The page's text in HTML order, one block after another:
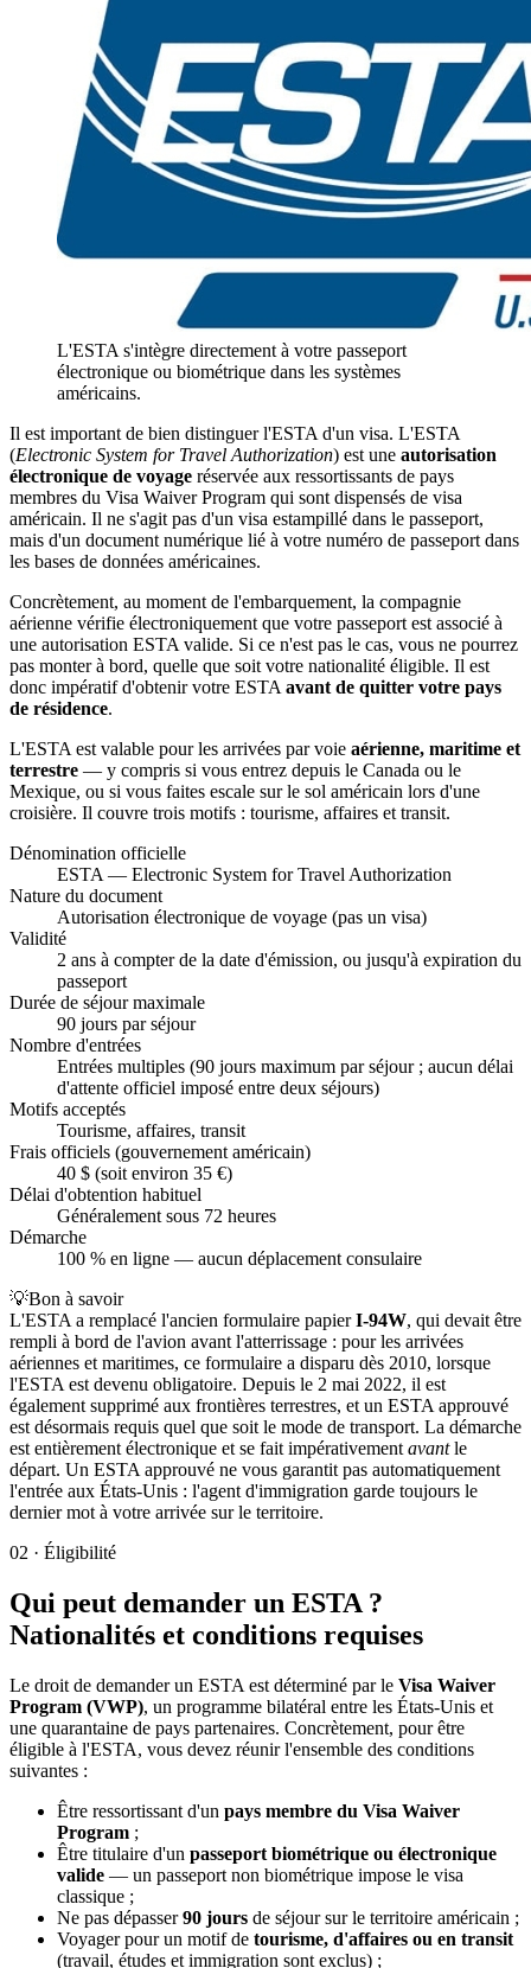
L'ESTA s'intègre directement à votre passeport
électronique ou biométrique dans les systèmes
américains.
Il est important de bien distinguer l'ESTA d'un visa. L'ESTA
(Electronic System for Travel Authorization) est une autorisation
électronique de voyage réservée aux ressortissants de pays
membres du Visa Waiver Program qui sont dispensés de visa
américain. Il ne s'agit pas d'un visa estampillé dans le passeport,
mais d'un document numérique lié à votre numéro de passeport dans
les bases de données américaines.
Concrètement, au moment de l'embarquement, la compagnie
aérienne vérifie électroniquement que votre passeport est associé à
une autorisation ESTA valide. Si ce n'est pas le cas, vous ne pourrez
pas monter à bord, quelle que soit votre nationalité éligible. Il est
donc impératif d'obtenir votre ESTA avant de quitter votre pays
de résidence.
L'ESTA est valable pour les arrivées par voie aérienne, maritime et
terrestre — y compris si vous entrez depuis le Canada ou le
Mexique, ou si vous faites escale sur le sol américain lors d'une
croisière. Il couvre trois motifs : tourisme, affaires et transit.
Dénomination officielle
ESTA — Electronic System for Travel Authorization
Nature du document
Autorisation électronique de voyage (pas un visa)
Validité
2 ans à compter de la date d'émission, ou jusqu'à expiration du
passeport
Durée de séjour maximale
90 jours par séjour
Nombre d'entrées
Entrées multiples (90 jours maximum par séjour ; aucun délai
d'attente officiel imposé entre deux séjours)
Motifs acceptés
Tourisme, affaires, transit
Frais officiels (gouvernement américain)
40 $ (soit environ 35 €)
Délai d'obtention habituel
Généralement sous 72 heures
Démarche
100 % en ligne — aucun déplacement consulaire
💡Bon à savoir
L'ESTA a remplacé l'ancien formulaire papierI-94W, qui devait être
rempli à bord de l'avion avant l'atterrissage : pour les arrivées
aériennes et maritimes, ce formulaire a disparu dès 2010, lorsque
l'ESTA est devenu obligatoire. Depuis le 2 mai 2022, il est
également supprimé aux frontières terrestres, et un ESTA approuvé
est désormais requis quel que soit le mode de transport. La démarche
est entièrement électronique et se fait impérativement avantle
départ. Un ESTA approuvé ne vous garantit pas automatiquement
l'entrée aux États-Unis : l'agent d'immigration garde toujours le
dernier mot à votre arrivée sur le territoire.
02 · Éligibilité
Qui peut demander un ESTA ?
Nationalités et conditions requises
Le droit de demander un ESTA est déterminé par le Visa Waiver
Program (VWP), un programme bilatéral entre les États-Unis et
une quarantaine de pays partenaires. Concrètement, pour être
éligible à l'ESTA, vous devez réunir l'ensemble des conditions
suivantes :
Être ressortissant d'un pays membre du Visa Waiver
Program ;
Être titulaire d'un passeport biométrique ou électronique
valide — un passeport non biométrique impose le visa
classique ;
Ne pas dépasser90 jours de séjour sur le territoire américain ;
Voyager pour un motif de tourisme, d'affaires ou en transit
(travail, études et immigration sont exclus) ;